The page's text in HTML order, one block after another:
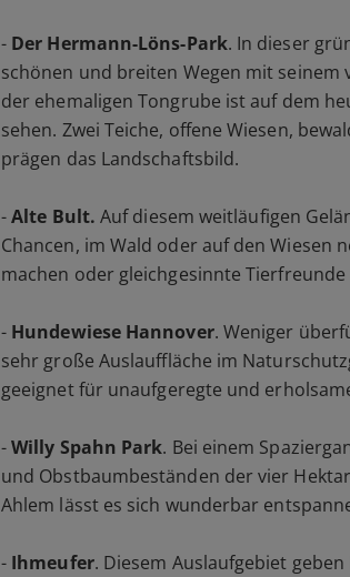
- Der Hermann-Löns-Park. In dieser
schönen und breiten Wegen mit
der ehemaligen Tongrube ist auf dem
sehen. Zwei Teiche, offene Wiesen,
prägen das Landschaftsbild.
-Alte Bult. Auf diesem weitläufigen
Chancen, im Wald oder auf den Wiesen
machen oder gleichgesinnte
- Hundewiese Hannover. Weniger
sehr große Auslauffläche im
geeignet für unaufgeregte und
-Willy Spahn Park. Bei einem
und Obstbaumbeständen der vier
Ahlem lässt es sich wunderbar
- Ihmeufer. Diesem Auslaufgebiet